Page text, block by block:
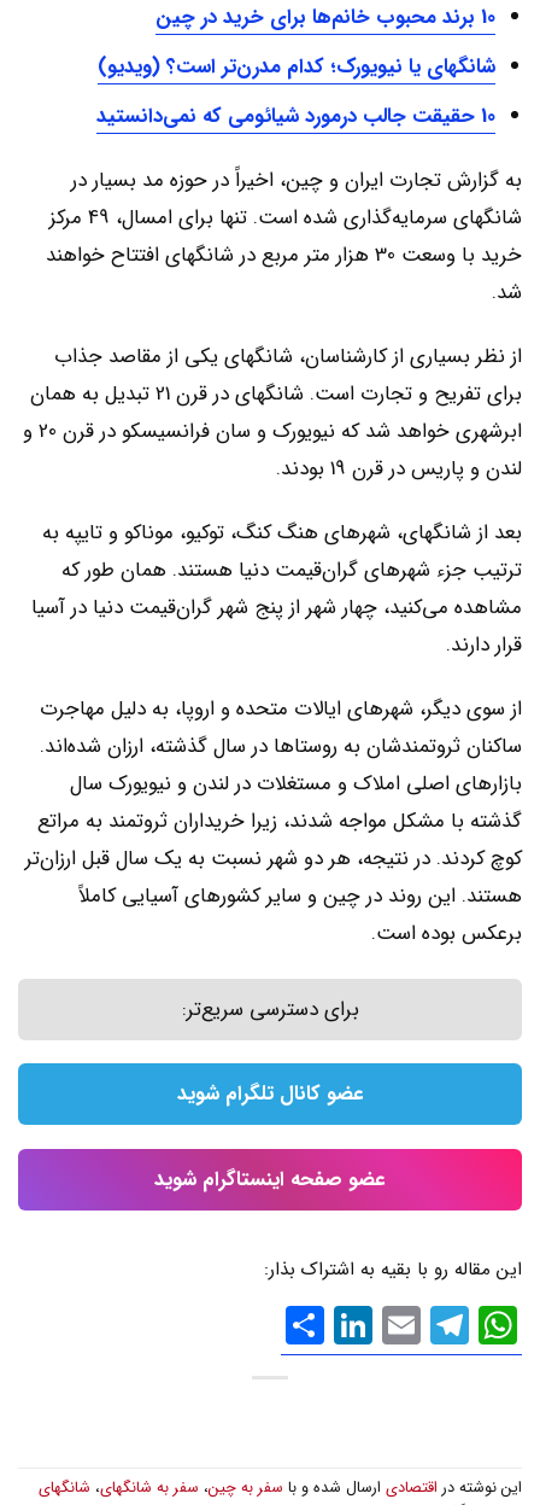
10 برند محبوب خانم‌ها برای خرید در چین
شانگهای یا نیویورک؛ کدام مدرن‌تر است؟ (ویدیو)
10 حقیقت جالب درمورد شیائومی که نمی‌دانستید
به گزارش تجارت ایران و چین، اخیراً در حوزه مد بسیار در
شانگهای سرمایه‌گذاری شده است. تنها برای امسال، 49 مرکز
خرید با وسعت 30 هزار متر مربع در شانگهای افتتاح خواهند
شد.
از نظر بسیاری از کارشناسان، شانگهای یکی از مقاصد جذاب
برای تفریح و تجارت است. شانگهای در قرن 21 تبدیل به همان
ابرشهری خواهد شد که نیویورک و سان فرانسیسکو در قرن 20 و
لندن و پاریس در قرن 19 بودند.
بعد از شانگهای، شهرهای هنگ کنگ، توکیو، موناکو و تایپه به
ترتیب جزء شهرهای گران‌قیمت دنیا هستند. همان طور که
مشاهده می‌کنید، چهار شهر از پنج شهر گران‌قیمت دنیا در آسیا
قرار دارند.
از سوی دیگر، شهرهای ایالات متحده و اروپا، به دلیل مهاجرت
ساکنان ثروتمندشان به روستاها در سال گذشته، ارزان شده‌اند.
بازارهای اصلی املاک و مستغلات در لندن و نیویورک سال
گذشته با مشکل مواجه شدند، زیرا خریداران ثروتمند به مراتع
کوچ کردند. در نتیجه، هر دو شهر نسبت به یک سال قبل ارزان‌تر
هستند. این روند در چین و سایر کشورهای آسیایی کاملاً
برعکس بوده است.
برای دسترسی سریع‌تر:
عضو کانال تلگرام شوید
عضو صفحه اینستاگرام شوید
این مقاله رو با بقیه به اشتراک بذار:
WhatsApp
Telegram
Email
LinkedIn
گذاری
این نوشته در اقتصادی ارسال شده و با سفر به چین، سفر به شانگهای، شانگهای